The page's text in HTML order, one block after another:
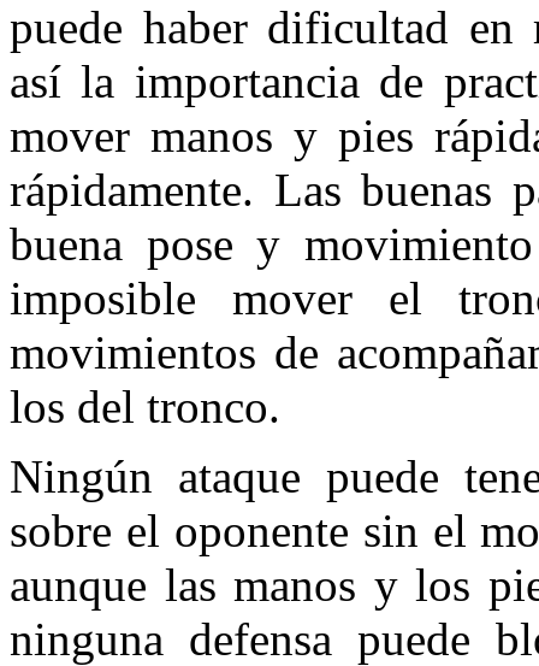
puede haber dificultad
así la importancia de
mover manos y pies
rápidamente. Las buenas
buena pose y
imposible mover el
movimientos de
los del tronco.
Ningún ataque puede
sobre el oponente sin el
aunque las manos y los
ninguna defensa puede